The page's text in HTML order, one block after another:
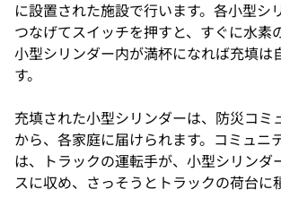
に設置された施設で行います。各小型シ
つなげてスイッチを押すと、すぐに水素
小型シリンダー内が満杯になれば充填は
す。
充填された小型シリンダーは、防災コミ
から、各家庭に届けられます。コミュニ
は、トラックの運転手が、小型シリンダ
スに収め、さっそうとトラックの荷台に